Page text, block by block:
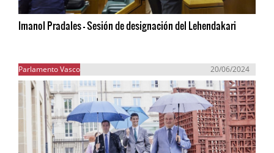
Imanol Pradales - Sesión de designación del Lehendakari
Parlamento Vasco 20/06/2024